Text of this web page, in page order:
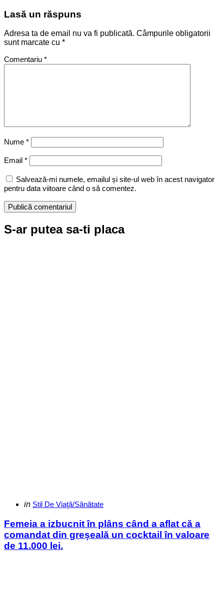
Lasă un răspuns
Adresa ta de email nu va fi publicată. Câmpurile obligatorii
sunt marcate cu *
Comentariu *
Nume *
Email *
Salvează-mi numele, emailul și site-ul web în acest navigator
pentru data viitoare când o să comentez.
S-ar putea sa-ti placa
Categories
Posted
in Stil De Viaţă/Sănătate
Femeia a izbucnit în plâns când a aflat că a
comandat din greșeală un cocktail în valoare
de 11.000 lei.